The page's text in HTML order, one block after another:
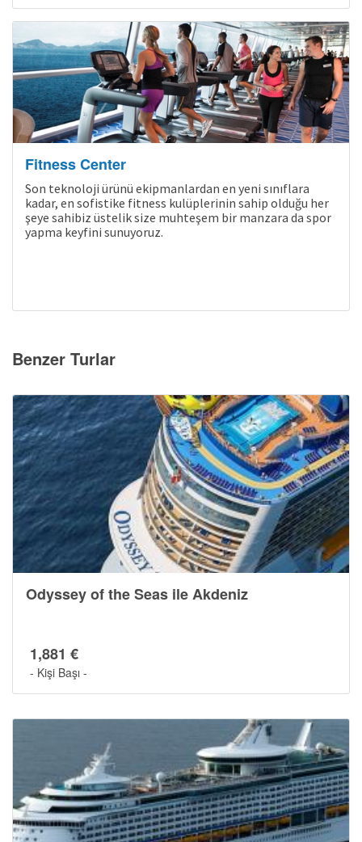
Son Kabinler
Fitness Center
Son teknoloji ürünü ekipmanlardan en yeni sınıflara
kadar, en sofistike fitness kulüplerinin sahip olduğu her
şeye sahibiz üstelik size muhteşem bir manzara da spor
yapma keyfini sunuyoruz.
Benzer Turlar
Odyssey of the Seas ile Akdeniz
1,881 €
- Kişi Başı -